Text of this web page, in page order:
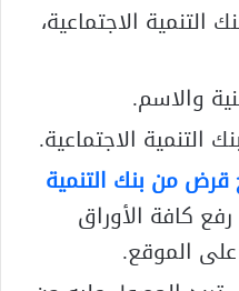
الاجتماعية،
والاسم.
الاجتماعية.
من بنك التنمية
كافة الأوراق
الموقع.